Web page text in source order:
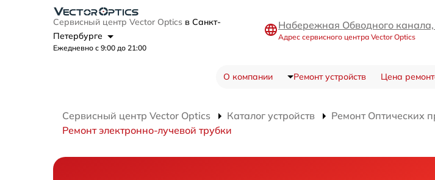
Сервисный центр Vector Optics в Санкт-
Петербурге
Ежедневно с 9:00 до 21:00
Набережная Обводного
Адрес сервисного центра Vector Optics
О компании Ремонт устройств Цена
Сервисный центр Vector Optics Каталог устройств Ремонт Оптических
Ремонт электронно-лучевой трубки